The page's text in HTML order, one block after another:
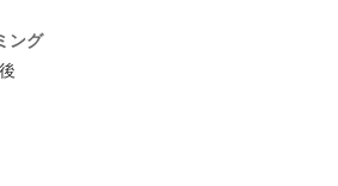
ング